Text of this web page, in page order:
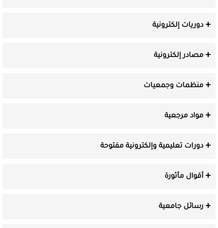
دوريات إلكترونية
مصادر إلكترونية
منظمات وجمعيات
مواد مرجعية
دورات تعليمية وإلكترونية مفتوحة
أقوال مأثورة
رسائل جامعية